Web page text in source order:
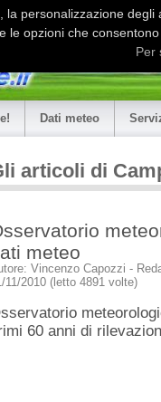
Dati meteo
articoli di
meteo
Vincenzo Capozzi -
11/2010 (letto 4891 volte)
60 anni di
personalizzazione
opzioni che
Per